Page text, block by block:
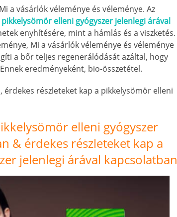
a vásárlók véleménye és véleménye. Az
elleni gyógyszer jelenlegi árával
enyhítésére, mint a hámlás és a viszketés.
Mi a vásárlók véleménye és véleménye
a bőr teljes regenerálódását azáltal, hogy
eredményeként, bio-összetétel.
érdekes részleteket kap a pikkelysömör elleni
elleni gyógyszer
& érdekes részleteket kap a
jelenlegi árával kapcsolatban